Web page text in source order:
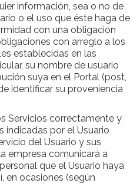
información, sea o no de
o el uso que éste haga de
con una obligación
con arreglo a los
establecidas en las
su nombre de usuario
suya en el Portal (post,
identificar su proveniencia
Servicios correctamente y
indicadas por el Usuario
del Usuario y sus
empresa comunicará a
que el Usuario haya
en ocasiones (según